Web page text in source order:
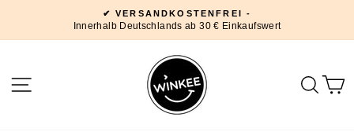
Inhalt
Pause
✔ VERSANDKOSTENFREI -
Innerhalb Deutschlands ab 30 € Einkaufswert
SEITENNAVIGATION